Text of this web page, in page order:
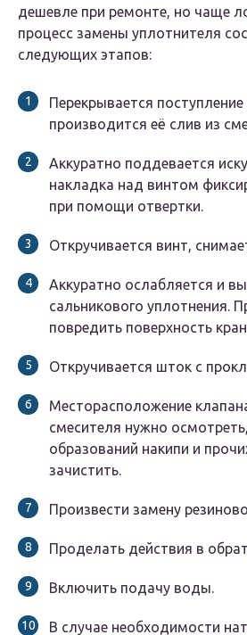
дешевле при ремонте, но чаще
процесс замены уплотнителя
следующих этапов:
Перекрывается
производится её слив из
Аккуратно поддевается
накладка над винтом
при помощи отвертки.
Откручивается винт,
Аккуратно ослабляется и
сальникового уплотнения.
повредить поверхность
Откручивается шток с
Месторасположение
смесителя нужно
образований накипи и
зачистить.
Произвести замену
Проделать действия в
Включить подачу воды.
В случае необходимости